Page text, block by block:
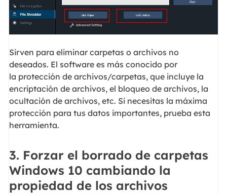
Sirven para eliminar carpetas o archivos no
deseados. El software es más conocido por
la protección de archivos/carpetas, que incluye la
encriptación de archivos, el bloqueo de archivos, la
ocultación de archivos, etc. Si necesitas la máxima
protección para tus datos importantes, prueba esta
herramienta.
3. Forzar el borrado de carpetas
Windows 10 cambiando la
propiedad de los archivos